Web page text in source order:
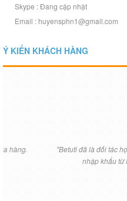
Skype : Đang cập nhật
Email : huyensphn1@gmail.com
Ý KIẾN KHÁCH HÀNG
"Betuti đã là đối tác hợp tác cung
nhập khẩu từ Mỹ , Chúc
Thanh